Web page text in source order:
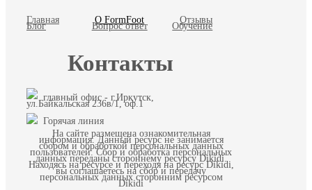
Главная О FormFoot Отзывы
Блог Вопрос ответ Обучение
Контакты
главный офис - г.Иркутск,
ул.Байкальская 236в/1, оф.1
Горячая линия
На сайте размещена ознакомительная
информация. Данный ресурс не занимается
сбором и обработкой персональных данных
пользователей. Сбор и обработка персональных
данных переданы стороннему ресурсу Dikidi.
Находясь на ресурсе и переходя на ресурс Dikidi,
вы соглашаетесь на сбор и передачу
персональных данных сторонним ресурсом
Dikidi